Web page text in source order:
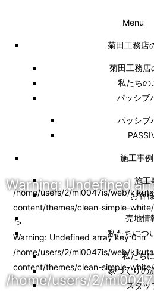
Menu
菊田工務店
菊田工務店
私たちの
パッシブ
パッシブ
施工事例
施⼯
お客
売地情
私たちにつ
私たち
家づくりの
スタッ
Warning: Undefined
/home/users/2/
/home/users/2/mi0047is/web/
content/themes/clean-simple-
">
Warning: Undefined array key 0 in
/home/users/2/mi0047is/web/
content/themes/clean-simple-